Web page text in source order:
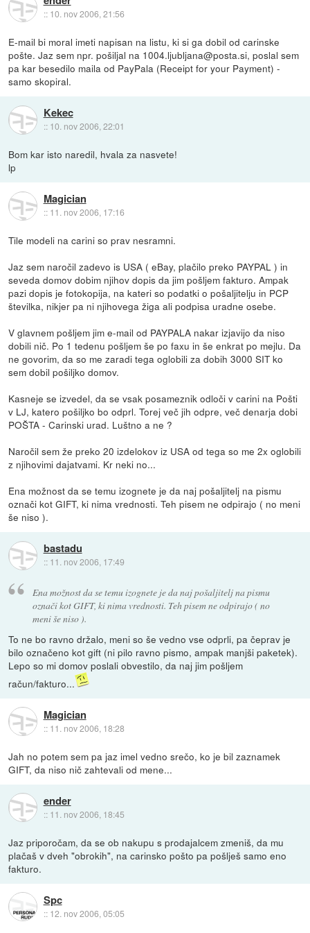
:: 10. nov 2006, 21:56
E-mail bi moral imeti napisan na listu, ki si ga dobil od carinske
pošte. Jaz sem npr. pošiljal na 1004.ljubljana@posta.si, poslal sem
pa kar besedilo maila od PayPala (Receipt for your Payment) -
samo skopiral.
Kekec
:: 10. nov 2006, 22:01
Bom kar isto naredil, hvala za nasvete!
lp
Magician
:: 11. nov 2006, 17:16
Tile modeli na carini so prav nesramni.
Jaz sem naročil zadevo is USA ( eBay, plačilo preko PAYPAL ) in
seveda domov dobim njihov dopis da jim pošljem fakturo. Ampak
pazi dopis je fotokopija, na kateri so podatki o pošaljitelju in PCP
številka, nikjer pa ni njihovega žiga ali podpisa uradne osebe.
V glavnem pošljem jim e-mail od PAYPALA nakar izjavijo da niso
dobili nič. Po 1 tedenu pošljem še po faxu in še enkrat po mejlu. Da
ne govorim, da so me zaradi tega oglobili za dobih 3000 SIT ko
sem dobil pošiljko domov.
Kasneje se izvedel, da se vsak posameznik odloči v carini na Pošti
v LJ, katero pošiljko bo odprl. Torej več jih odpre, več denarja dobi
POŠTA - Carinski urad. Luštno a ne ?
Naročil sem že preko 20 izdelokov iz USA od tega so me 2x oglobili
z njihovimi dajatvami. Kr neki no...
Ena možnost da se temu izognete je da naj pošaljitelj na pismu
označi kot GIFT, ki nima vrednosti. Teh pisem ne odpirajo ( no meni
še niso ).
bastadu
:: 11. nov 2006, 17:49
Ena možnost da se temu izognete je da naj pošaljitelj na pismu
označi kot GIFT, ki nima vrednosti. Teh pisem ne odpirajo ( no
meni še niso ).
To ne bo ravno držalo, meni so še vedno vse odprli, pa čeprav je
bilo označeno kot gift (ni pilo ravno pismo, ampak manjši paketek).
Lepo so mi domov poslali obvestilo, da naj jim pošljem
račun/fakturo...
Magician
:: 11. nov 2006, 18:28
Jah no potem sem pa jaz imel vedno srečo, ko je bil zaznamek
GIFT, da niso nič zahtevali od mene...
ender
:: 11. nov 2006, 18:45
Jaz priporočam, da se ob nakupu s prodajalcem zmeniš, da mu
plačaš v dveh "obrokih", na carinsko pošto pa pošlješ samo eno
fakturo.
Spc
:: 12. nov 2006, 05:05